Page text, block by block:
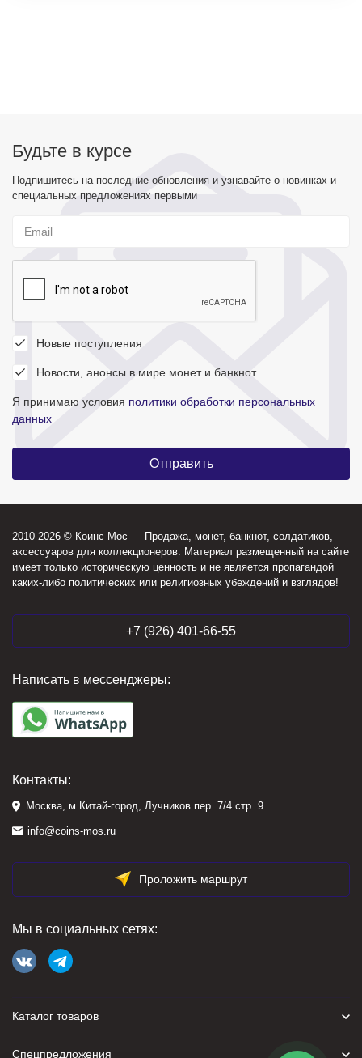
Будьте в курсе
Подпишитесь на последние обновления и узнавайте о новинках и
специальных предложениях первыми
Новые поступления
Новости, анонсы в мире монет и банкнот
Я принимаю условия политики обработки персональных
данных
2010-2026 © Коинс Мос — Продажа, монет, банкнот, солдатиков,
аксессуаров для коллекционеров. Материал размещенный на сайте
имеет только историческую ценность и не является пропагандой
каких-либо политических или религиозных убеждений и взглядов!
+7 (926) 401-66-55
Написать в мессенджеры:
Контакты:
Москва, м.Китай-город, Лучников пер. 7/4 стр. 9
info@coins-mos.ru
Проложить маршрут
Мы в социальных сетях:
Каталог товаров
Спецпредложения